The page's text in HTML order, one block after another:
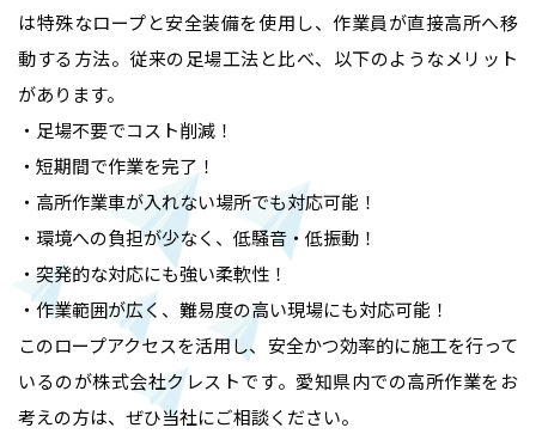
は特殊なロープと安全装備を使用し、作業員が直接高所へ移
動する方法。従来の足場工法と比べ、以下のようなメリット
があります。
・足場不要でコスト削減！
・短期間で作業を完了！
・高所作業車が入れない場所でも対応可能！
・環境への負担が少なく、低騒音・低振動！
・突発的な対応にも強い柔軟性！
・作業範囲が広く、難易度の高い現場にも対応可能！
このロープアクセスを活用し、安全かつ効率的に施工を行って
いるのが株式会社クレストです。愛知県内での高所作業をお
考えの方は、ぜひ当社にご相談ください。